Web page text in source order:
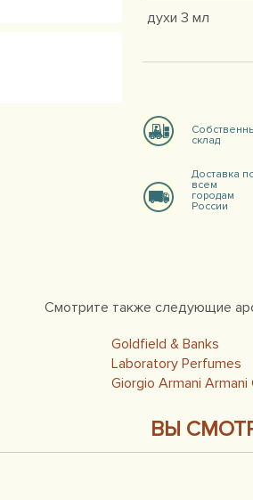
духи 3 мл
склад
Доставка
всем
городам
России
Смотрите также следующие
Goldfield & Banks
Laboratory Perfumes
Giorgio Armani
ВЫ